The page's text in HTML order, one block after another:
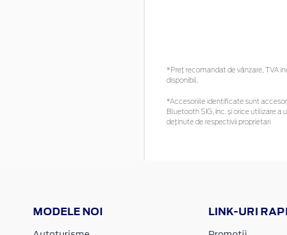
*Preţ recomandat de vânzare, TVA
disponibil.
*Accesoriile identificate sunt
Bluetooth SIG, Inc. și orice utilizare
deținute de respectivii proprietari
MODELE NOI LINK-URI